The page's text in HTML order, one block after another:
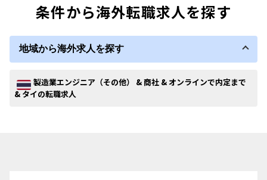
条件から海外転職求人を探す
地域から海外求人を探す
製造業エンジニア（その他） & 商社 & オンラインで内定まで
& タイの転職求人